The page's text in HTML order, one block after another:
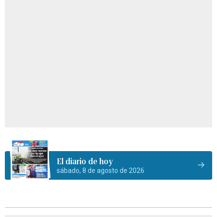
El diario de hoy
sábado, 8 de agosto de 2026